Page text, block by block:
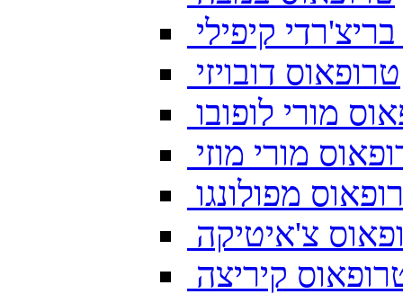
קיפילי
טרופאוס דובויזי
מורי לופובו
מורי מוזי
מפולונגו
צ'איטיקה
קיריצה